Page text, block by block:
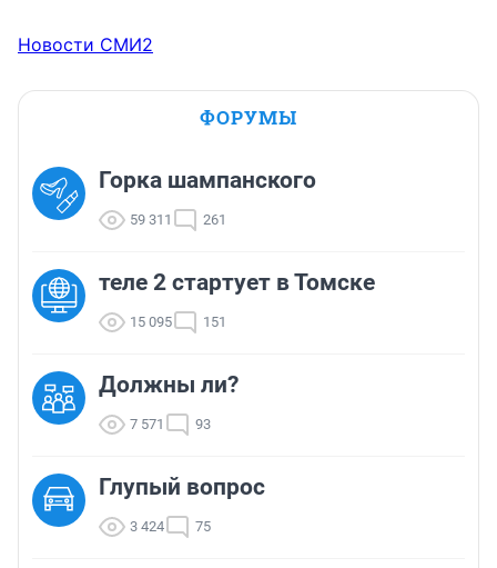
Новости СМИ2
ФОРУМЫ
Горка шампанского
59 311 261
теле 2 стартует в Томске
15 095 151
Должны ли?
7 571 93
Глупый вопрос
3 424 75